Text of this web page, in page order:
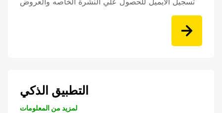
التطبيق الذكي
لمزيد من المعلومات